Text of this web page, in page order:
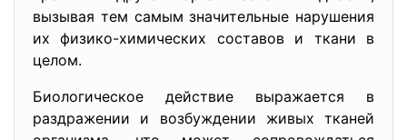
вызывая тем самым значительные нарушения
их физико-химических составов и ткани в
целом.
Биологическое действие выражается в
раздражении и возбуждении живых тканей